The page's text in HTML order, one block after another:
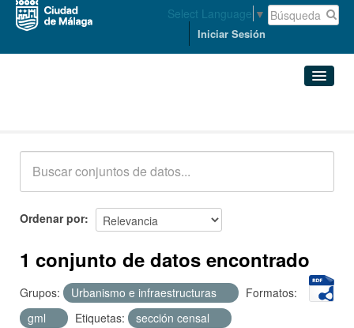
Select Language ▼
Iniciar Sesión
Acerca de
Ordenar por
1 conjunto de datos encontrado
Grupos: Urbanismo e infraestructuras
Formatos:
gml
Etiquetas:
sección censal